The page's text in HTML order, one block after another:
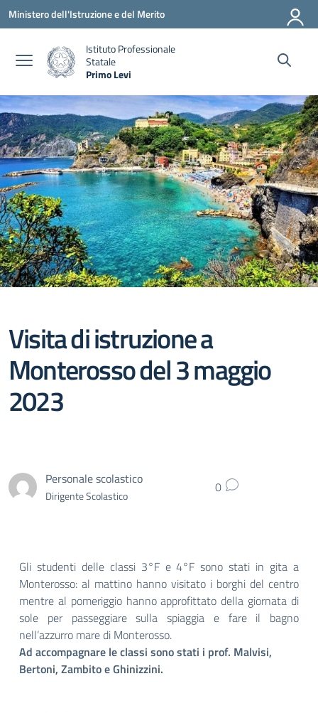
Vai ai contenuti
Vai al menu di navigazione
Vai al footer
Ministero dell'Istruzione e del Merito
Istituto Professionale
Statale
Primo Levi
Visita di istruzione a
Monterosso del 3 maggio
2023
Personale scolastico
Dirigente Scolastico 0
Gli studenti delle classi 3°F e 4°F sono stati in gita a
Monterosso: al mattino hanno visitato i borghi del centro
mentre al pomeriggio hanno approfittato della giornata di
sole per passeggiare sulla spiaggia e fare il bagno
nell’azzurro mare di Monterosso.
Ad accompagnare le classi sono stati i prof. Malvisi,
Bertoni, Zambito e Ghinizzini.